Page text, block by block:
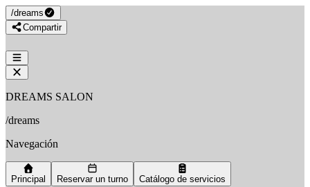
/dreams
Compartir
DREAMS SALON
/dreams
Navegación
Principal Reservar un turno Catálogo de servicios